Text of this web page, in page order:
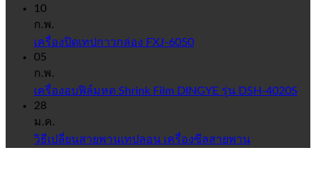
10
ก.พ.
เครื่องปิดเทปกาวกล่อง FXJ-6050
05
ก.พ.
เครื่องอบฟิล์มหด Shrink Film DINGYE รุ่น DSH-4020S
28
ม.ค.
วิธีเปลี่ยนสายพานเทปลอน เครื่องซีลสายพาน